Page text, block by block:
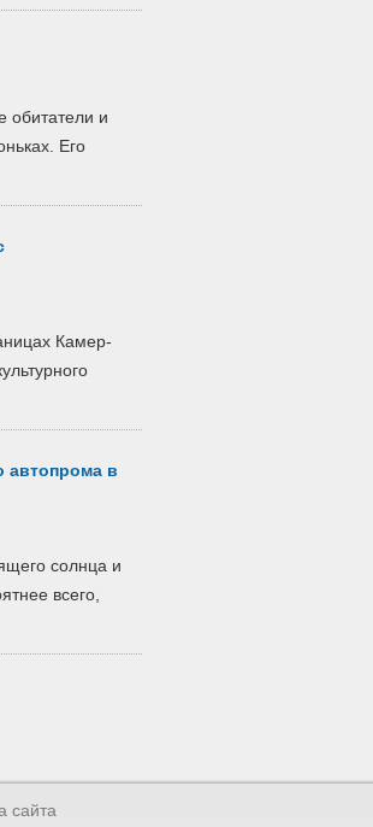
обитатели и
Его
Камер-
автопрома в
солнца и
всего,
сайта